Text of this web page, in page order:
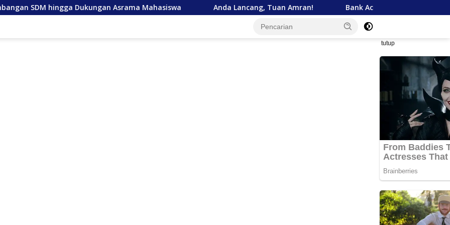
Asrama Mahasiswa Anda Lancang, Tuan Amran! Bank Aceh Tegaskan Komitmen Dukung
tutup